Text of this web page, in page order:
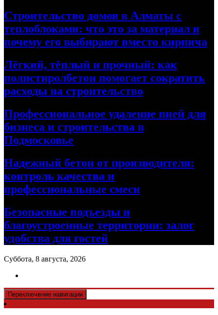
Строительство домов в Алматы с
теплоблоками: что это за материал и
почему его выбирают вместо кирпича
Лёгкий, тёплый и прочный: как
полистиролбетон помогает сократить
расходы на строительство
Профессиональное удаление пней для
бизнеса и строительства в
Подмосковье
Надежный бетон от производителя:
контроль качества и
профессиональные смеси
Безопасные подъезды и
благоустроенные территории: залог
удобства для гостей
Суббота, 8 августа, 2026
Переключение навигации